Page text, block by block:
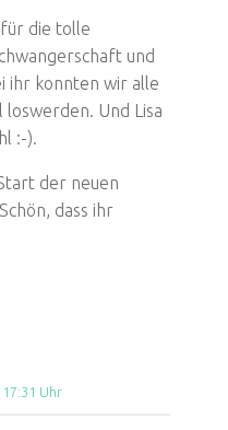
die tolle
und
ihr konnten wir alle
Und Lisa
:-).
der neuen
dass ihr
Uhr